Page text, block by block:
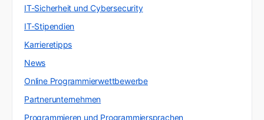
IT-Sicherheit und Cybersecurity
IT-Stipendien
Karrieretipps
News
Online Programmierwettbewerbe
Partnerunternehmen
Programmieren und Programmiersprachen